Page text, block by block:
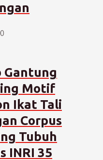
Gantung
Motif
Ikat Tali
Corpus
Tubuh
INRI 35